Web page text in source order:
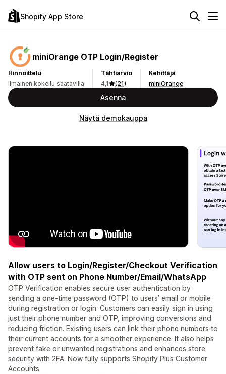
Shopify App Store
miniOrange OTP Login/Register
Hinnoittelu
Ilmainen kokeilu saatavilla
Tähtiarvio
4,1
(21)
Kehittäjä
miniOrange
Asenna
Näytä demokauppa
Allow users to Login/Register/Checkout Verification
with OTP sent on Phone Number/Email/WhatsApp
OTP Verification enables secure user authentication by
sending a one-time password (OTP) to users’ email or mobile
during registration or login. Customers can easily sign in using
just their phone number and OTP, improving conversions and
reducing friction. Existing users can link their phone numbers to
their current accounts for a smoother experience. It also helps
prevent fake or unwanted registrations and enhances store
security with 2FA. Now fully supports Shopify Plus Customer
Accounts.